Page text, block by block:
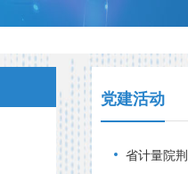
党建活动
省计量院